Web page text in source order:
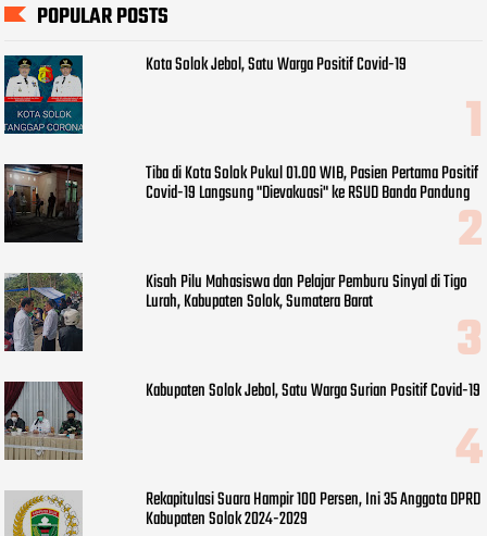
POPULAR POSTS
Kota Solok Jebol, Satu Warga Positif Covid-19
Tiba di Kota Solok Pukul 01.00 WIB, Pasien Pertama Positif
Covid-19 Langsung "Dievakuasi" ke RSUD Banda Pandung
Kisah Pilu Mahasiswa dan Pelajar Pemburu Sinyal di Tigo
Lurah, Kabupaten Solok, Sumatera Barat
Kabupaten Solok Jebol, Satu Warga Surian Positif Covid-19
Rekapitulasi Suara Hampir 100 Persen, Ini 35 Anggota DPRD
Kabupaten Solok 2024-2029